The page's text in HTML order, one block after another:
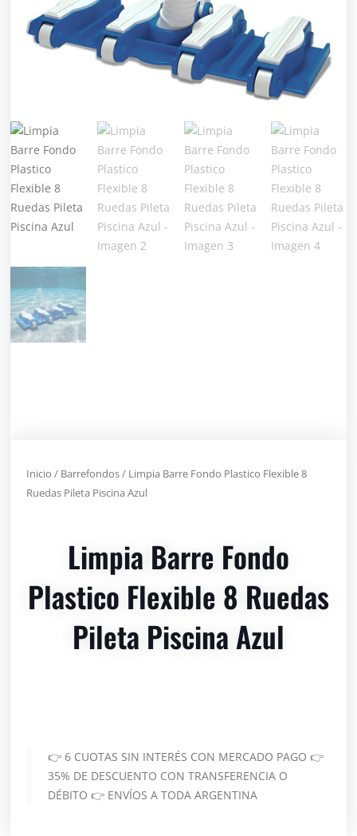
Inicio / Barrefondos/ Limpia Barre Fondo Plastico Flexible 8
Ruedas Pileta Piscina Azul
Limpia Barre Fondo
Plastico Flexible 8 Ruedas
Pileta Piscina Azul
👉 6 CUOTAS SIN INTERÉS CON MERCADO PAGO 👉
35% DE DESCUENTO CON TRANSFERENCIA O
DÉBITO 👉 ENVÍOS A TODA ARGENTINA